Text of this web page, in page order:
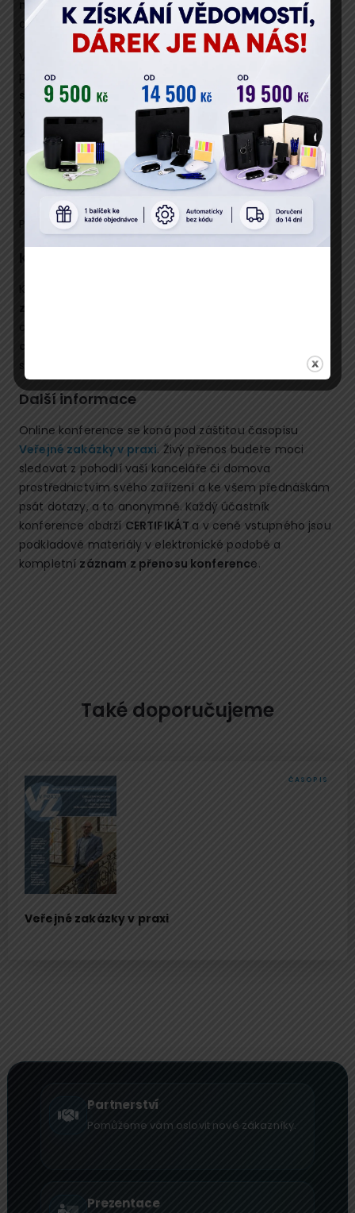
neprůstřelný vnitřní oznamovací systém? I těmto
otázkám se budeme věnovat.
V rámci konference se také zaměříme na rozhodovací
praxi s důrazem na problematické
dopady nouzového
stavu v oblasti veřejných zakázek
. Pozornost budeme
věnovat i novému
programovému období EU 2021–
2027:
na jaké výzvy se připravit a které projekty budou
mít v novém dotačním období největší šanci na
úspěch? Zvládněte (nejen) legislativní nástrahy roku
2021 levou zadní díkytradiční konferenci.
Prohlédněte si hlavní program a výhodykonference.
Komu je konference určena
zakázek
obcí a měst. Důležité informace přinese také
samozřejmě
Další informace
Online konference se koná pod záštitou časopisu
Veřejné zakázky v praxi. Živý přenos budete moci
sledovat z pohodlí vaší kanceláře či domova
prostřednictvím svého zařízení a ke všem přednáškám
psát dotazy, a to anonymně. Každý účastník
konference obdrží CERTIFIKÁT a v ceně vstupného jsou
podkladové materiály v elektronické podobě a
kompletní záznam z přenosu konference.
Také doporučujeme
Veřejné zakázky v praxi
ČASOPIS
Partnerství
Pomůžeme vám oslovit nové zákazníky.
Prezentace